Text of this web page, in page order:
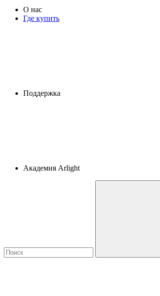
О нас
Где купить
Поддержка
Академия Arlight